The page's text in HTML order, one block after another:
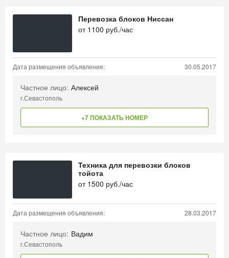
Перевозка блоков Ниссан
от 1100 руб./час
Дата размещения объявления: 30.05.2017
Частное лицо: Алексей
г.Севастополь
+7 ПОКАЗАТЬ НОМЕР
Техника для перевозки блоков
тойота
от 1500 руб./час
Дата размещения объявления: 28.03.2017
Частное лицо: Вадим
г.Севастополь